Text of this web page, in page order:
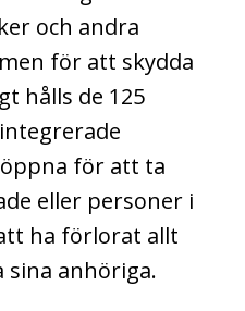
och andra
för att skydda
hålls de 125
för att ta
eller personer i
ha förlorat allt
anhöriga.